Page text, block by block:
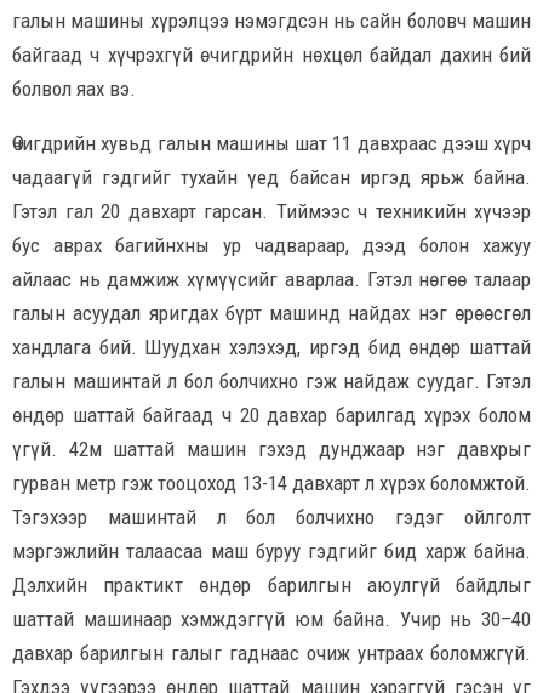
галын машины хүрэлцээ нэмэгдсэн нь сайн боловч машин
байгаад ч хүчрэхгүй өчигдрийн нөхцөл байдал дахин бий
болвол яах вэ.
Өчигдрийн хувьд галын машины шат 11 давхраас дээш хүрч
чадаагүй гэдгийг тухайн үед байсан иргэд ярьж байна.
Гэтэл гал 20 давхарт гарсан. Тиймээс ч техникийн хүчээр
бус аврах багийнхны ур чадвараар, дээд болон хажуу
айлаас нь дамжиж хүмүүсийг аварлаа. Гэтэл нөгөө талаар
галын асуудал яригдах бүрт машинд найдах нэг өрөөсгөл
хандлага бий. Шуудхан хэлэхэд, иргэд бид өндөр шаттай
галын машинтай л бол болчихно гэж найдаж суудаг. Гэтэл
өндөр шаттай байгаад ч 20 давхар барилгад хүрэх болом
үгүй. 42м шаттай машин гэхэд дунджаар нэг давхрыг
гурван метр гэж тооцоход 13-14 давхарт л хүрэх боломжтой.
Тэгэхээр машинтай л бол болчихно гэдэг ойлголт
мэргэжлийн талаасаа маш буруу гэдгийг бид харж байна.
Дэлхийн практикт өндөр барилгын аюулгүй байдлыг
шаттай машинаар хэмждэггүй юм байна. Учир нь 30–40
давхар барилгын галыг гаднаас очиж унтраах боломжгүй.
Гэхдээ үүгээрээ өндөр шаттай машин хэрэггүй гэсэн үг